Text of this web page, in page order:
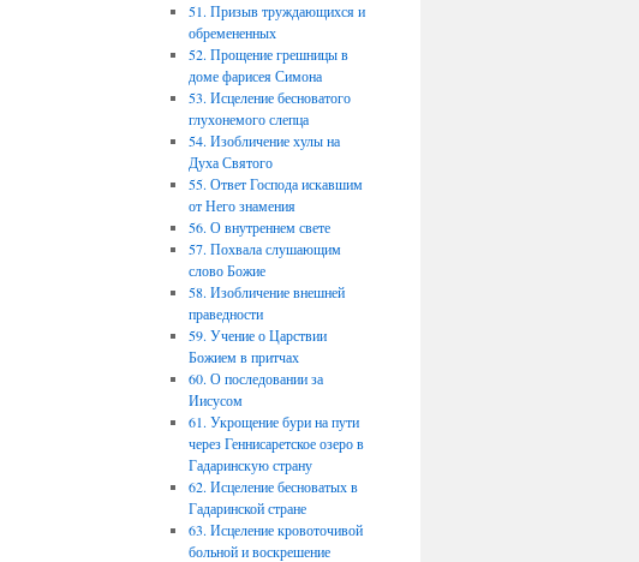
51. Призыв труждающихся и
обремененных
52. Прощение грешницы в
доме фарисея Симона
53. Исцеление бесноватого
глухонемого слепца
54. Изобличение хулы на
Духа Святого
55. Ответ Господа искавшим
от Него знамения
56. О внутреннем свете
57. Похвала слушающим
слово Божие
58. Изобличение внешней
праведности
59. Учение о Царствии
Божием в притчах
60. О последовании за
Иисусом
61. Укрощение бури на пути
через Геннисаретское озеро в
Гадаринскую страну
62. Исцеление бесноватых в
Гадаринской стране
63. Исцеление кровоточивой
больной и воскрешение